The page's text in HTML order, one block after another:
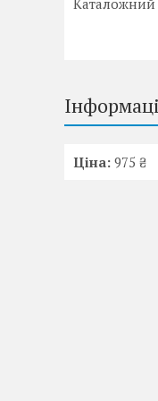
Каталожний
Ціна: 975 ₴